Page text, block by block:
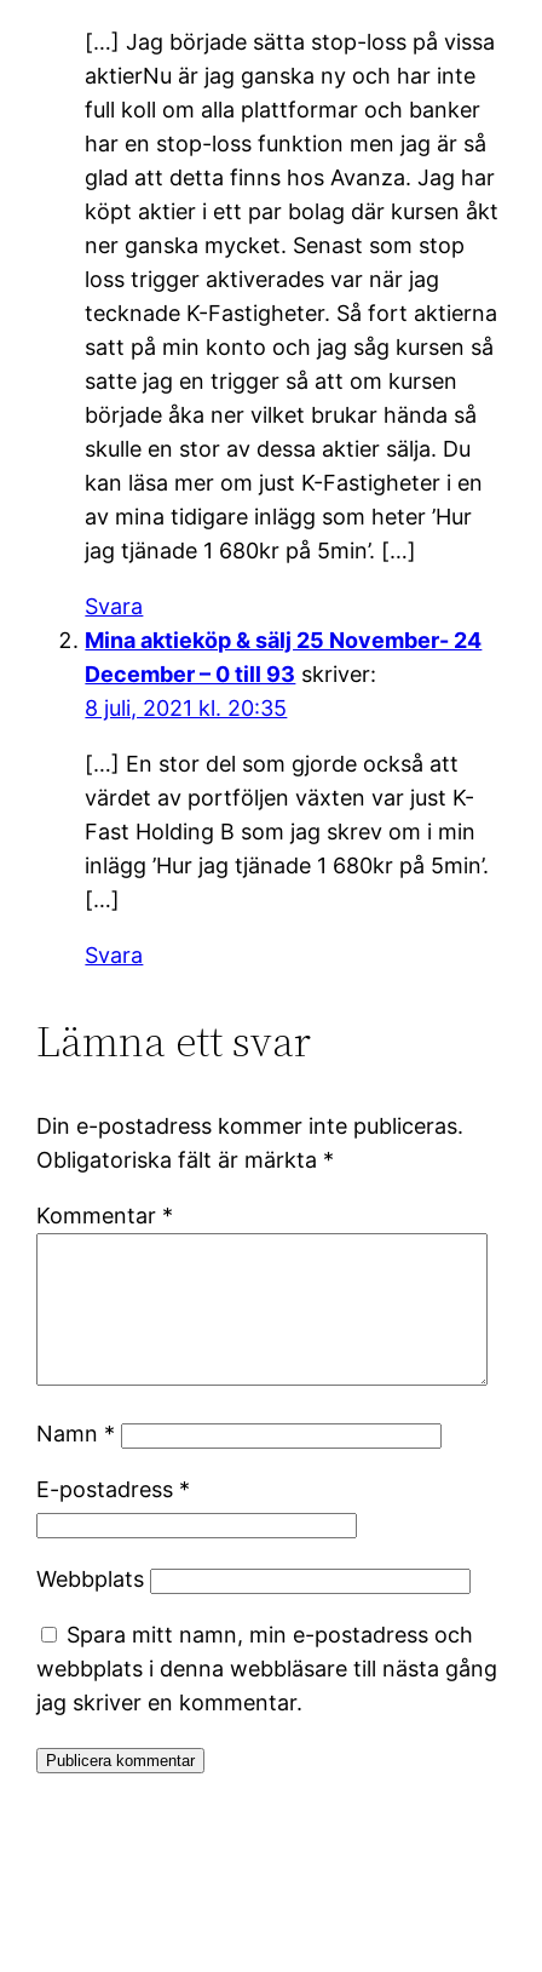
[…] Jag började sätta stop-loss på vissa
aktierNu är jag ganska ny och har inte
full koll om alla plattformar och banker
har en stop-loss funktion men jag är så
glad att detta finns hos Avanza. Jag har
köpt aktier i ett par bolag där kursen åkt
ner ganska mycket. Senast som stop
loss trigger aktiverades var när jag
tecknade K-Fastigheter. Så fort aktierna
satt på min konto och jag såg kursen så
satte jag en trigger så att om kursen
började åka ner vilket brukar hända så
skulle en stor av dessa aktier sälja. Du
kan läsa mer om just K-Fastigheter i en
av mina tidigare inlägg som heter ’Hur
jag tjänade 1 680kr på 5min’. […]
Svara
Mina aktieköp & sälj 25 November- 24
December – 0 till 93 skriver:
8 juli, 2021 kl. 20:35
[…] En stor del som gjorde också att
värdet av portföljen växten var just K-
Fast Holding B som jag skrev om i min
inlägg ’Hur jag tjänade 1 680kr på 5min’.
[…]
Svara
Lämna ett svar
Din e-postadress kommer inte publiceras.
Obligatoriska fält är märkta *
Kommentar *
Namn *
E-postadress *
Webbplats
Spara mitt namn, min e-postadress och
webbplats i denna webbläsare till nästa gång
jag skriver en kommentar.